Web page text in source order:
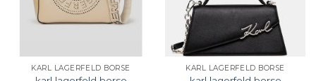
KARL LAGERFELD BORSE KARL LAGERFELD BORSE